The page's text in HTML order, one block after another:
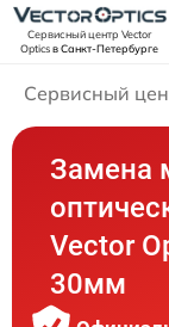
Сервисный центр Vector
Opticsв Санкт-Петербурге
Сервисный
Замена
Vector
30мм